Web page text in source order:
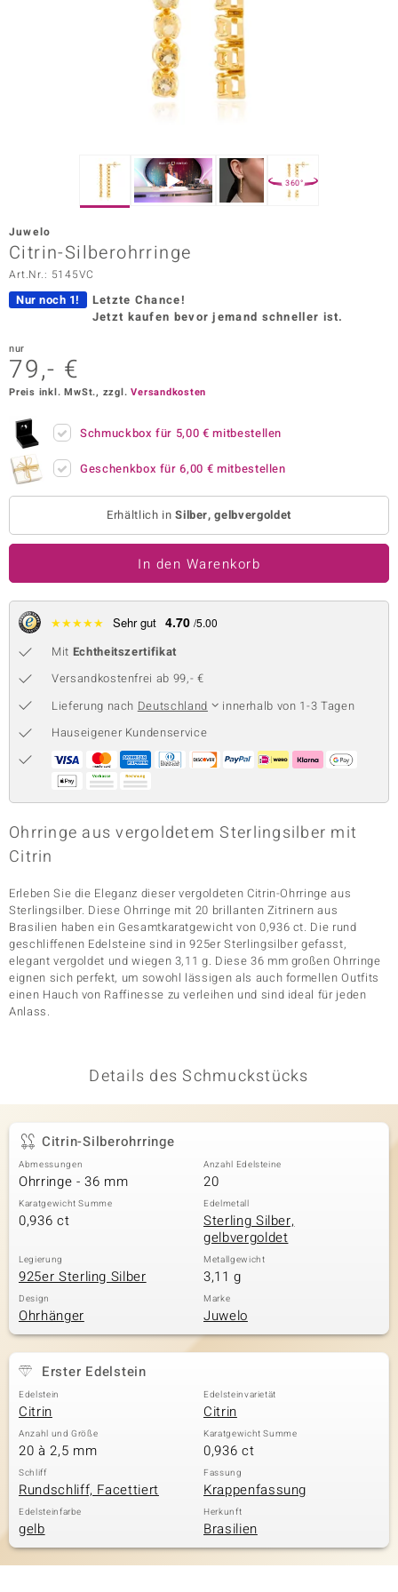
Vogue
Collection
Collection
Classics
360°
Juwelo
Citrin-Silberohrringe
Art.Nr.: 5145VC
Nur noch 1!
Letzte Chance!
Jetzt kaufen bevor jemand schneller ist.
nur
79,- €
Preis inkl. MwSt., zzgl.Versandkosten
Schmuckbox für 5,00 € mitbestellen
Geschenkbox für6,00 € mitbestellen
Erhältlich inSilber, gelbvergoldet
In den Warenkorb
★★★★★ Sehr gut 4.70 /5.00
Mit Echtheitszertifikat
Versandkostenfrei ab 99,- €
Lieferung nach Deutschland
innerhalb von 1-3 Tagen
Hauseigener Kundenservice
Ohrringe aus vergoldetem Sterlingsilber mit
Citrin
Erleben Sie die Eleganz dieser vergoldeten Citrin-Ohrringe aus
Sterlingsilber. Diese Ohrringe mit 20 brillanten Zitrinern aus
Brasilien haben ein Gesamtkaratgewicht von 0,936 ct. Die rund
geschliffenen Edelsteine sind in 925er Sterlingsilber gefasst,
elegant vergoldet und wiegen 3,11 g. Diese 36 mm großen Ohrringe
eignen sich perfekt, um sowohl lässigen als auch formellen Outfits
einen Hauch von Raffinesse zu verleihen und sind ideal für jeden
Anlass.
Details des Schmuckstücks
Citrin-Silberohrringe
Abmessungen
Ohrringe - 36 mm
Anzahl Edelsteine
20
Karatgewicht Summe
0,936 ct
Edelmetall
Sterling Silber,
gelbvergoldet
Legierung
925er Sterling Silber
Metallgewicht
3,11 g
Design
Ohrhänger
Marke
Juwelo
Erster Edelstein
Edelstein
Citrin
Edelsteinvarietät
Citrin
Anzahl und Größe
20 à 2,5 mm
Karatgewicht Summe
0,936 ct
Schliff
Rundschliff, Facettiert
Fassung
Krappenfassung
Edelsteinfarbe
gelb
Herkunft
Brasilien